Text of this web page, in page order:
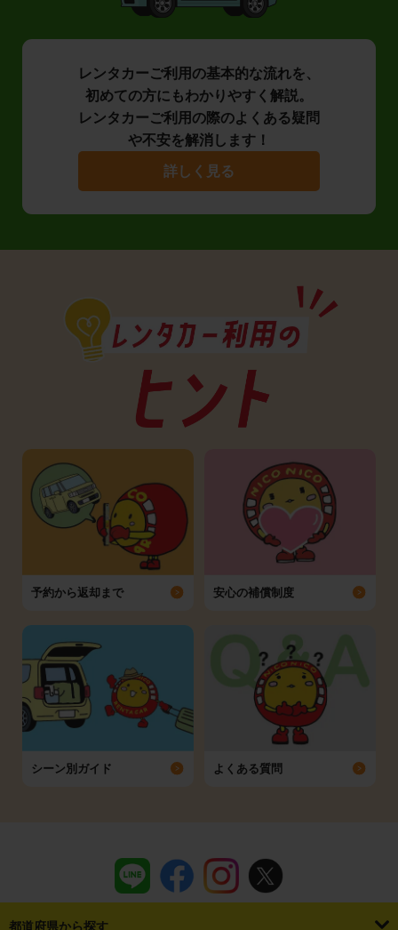
レンタカーご利用の基本的な流れを、
初めての方にもわかりやすく解説。
レンタカーご利用の際のよくある疑問
や不安を解消します！
詳しく見る
予約から返却まで 安心の補償制度
シーン別ガイド よくある質問
都道府県から探す